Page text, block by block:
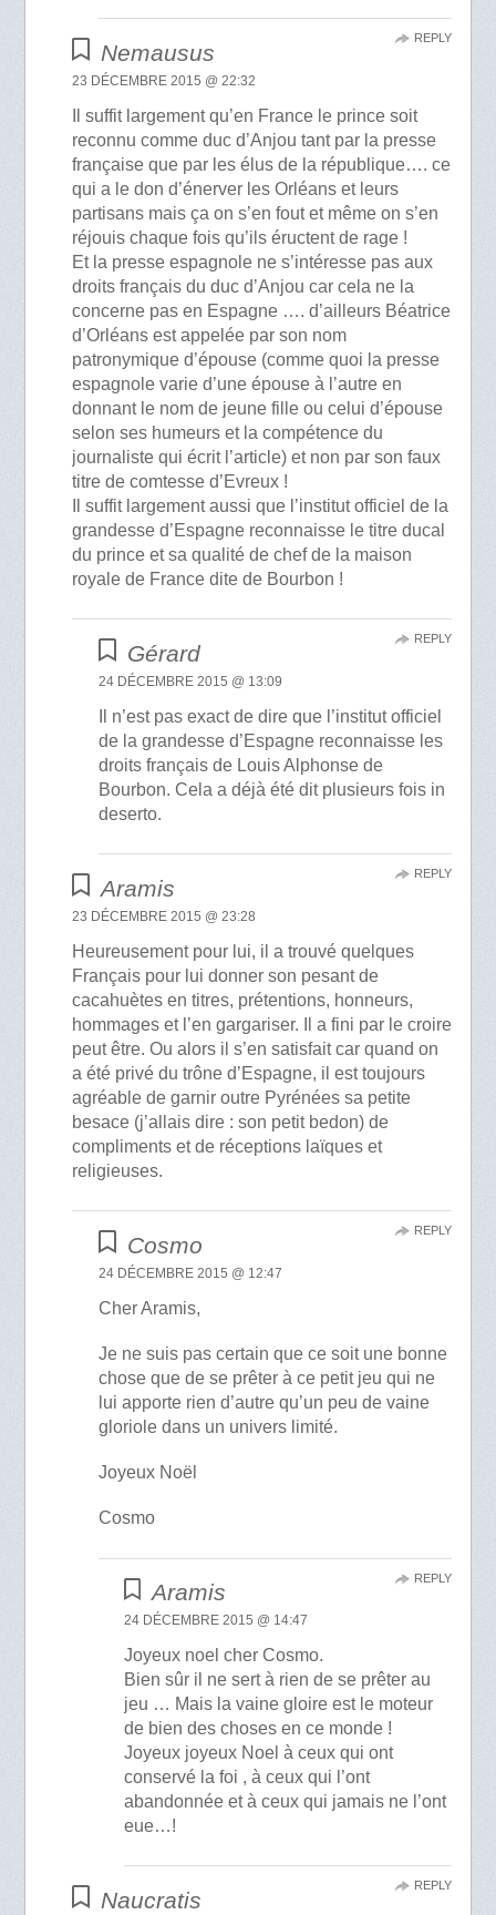
Nemausus
23 DÉCEMBRE 2015 @ 22:32
Il suffit largement qu’en France le prince soit
reconnu comme duc d’Anjou tant par la presse
française que par les élus de la république…. ce
qui a le don d’énerver les Orléans et leurs
partisans mais ça on s’en fout et même on s’en
réjouis chaque fois qu’ils éructent de rage !
Et la presse espagnole ne s’intéresse pas aux
droits français du duc d’Anjou car cela ne la
concerne pas en Espagne …. d’ailleurs Béatrice
d’Orléans est appelée par son nom
patronymique d’épouse (comme quoi la presse
espagnole varie d’une épouse à l’autre en
donnant le nom de jeune fille ou celui d’épouse
selon ses humeurs et la compétence du
journaliste qui écrit l’article) et non par son faux
titre de comtesse d’Evreux !
Il suffit largement aussi que l’institut officiel de la
grandesse d’Espagne reconnaisse le titre ducal
du prince et sa qualité de chef de la maison
royale de France dite de Bourbon !
REPLY
Gérard
24 DÉCEMBRE 2015 @ 13:09
Il n’est pas exact de dire que l’institut officiel
de la grandesse d’Espagne reconnaisse les
droits français de Louis Alphonse de
Bourbon. Cela a déjà été dit plusieurs fois in
deserto.
REPLY
Aramis
23 DÉCEMBRE 2015 @ 23:28
Heureusement pour lui, il a trouvé quelques
Français pour lui donner son pesant de
cacahuètes en titres, prétentions, honneurs,
hommages et l’en gargariser. Il a fini par le croire
peut être. Ou alors il s’en satisfait car quand on
a été privé du trône d’Espagne, il est toujours
agréable de garnir outre Pyrénées sa petite
besace (j’allais dire : son petit bedon) de
compliments et de réceptions laïques et
religieuses.
REPLY
Cosmo
24 DÉCEMBRE 2015 @ 12:47
Cher Aramis,
Je ne suis pas certain que ce soit une bonne
chose que de se prêter à ce petit jeu qui ne
lui apporte rien d’autre qu’un peu de vaine
gloriole dans un univers limité.
Joyeux Noël
Cosmo
REPLY
Aramis
24 DÉCEMBRE 2015 @ 14:47
Joyeux noel cher Cosmo.
Bien sûr il ne sert à rien de se prêter au
jeu … Mais la vaine gloire est le moteur
de bien des choses en ce monde !
Joyeux joyeux Noel à ceux qui ont
conservé la foi , à ceux qui l’ont
abandonnée et à ceux qui jamais ne l’ont
eue…!
REPLY
Naucratis
REPLY